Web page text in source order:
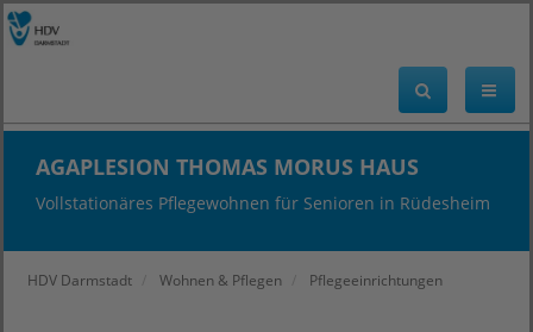
AGAPLESION THOMAS MORUS HAUS
Vollstationäres Pflegewohnen für Senioren in Rüdesheim
HDV Darmstadt Wohnen & Pflegen Pflegeeinrichtungen